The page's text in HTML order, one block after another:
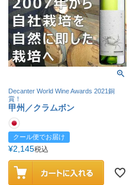
Decanter World Wine Awards 2021銅
賞！
甲州／クラムボン
クール便でお届け
¥2,145税込